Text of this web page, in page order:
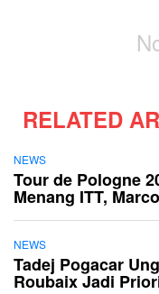
RELATED
NEWS
Tour de Pologne
Menang ITT,
NEWS
Tadej Pogacar
Roubaix Jadi